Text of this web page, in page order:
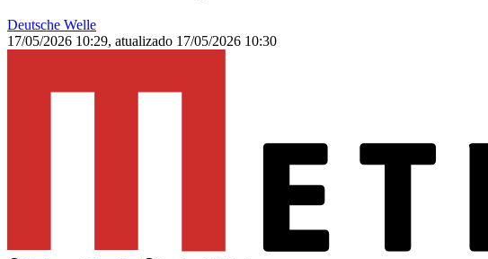
Deutsche Welle
17/05/2026 10:29, atualizado 17/05/2026 10:30